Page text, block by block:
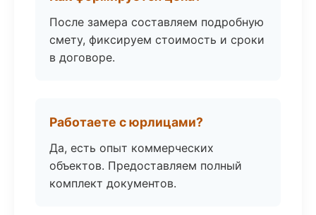
После замера составляем подробную
смету, фиксируем стоимость и сроки
в договоре.
Работаете с юрлицами?
Да, есть опыт коммерческих
объектов. Предоставляем полный
комплект документов.